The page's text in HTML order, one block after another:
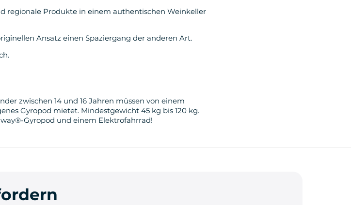
regionale Produkte in einem authentischen Weinkeller
Ansatz einen Spaziergang der anderen Art.
zwischen 14 und 16 Jahren müssen von einem
Gyropod mietet. Mindestgewicht 45 kg bis 120 kg.
Gyropod und einem Elektrofahrrad!